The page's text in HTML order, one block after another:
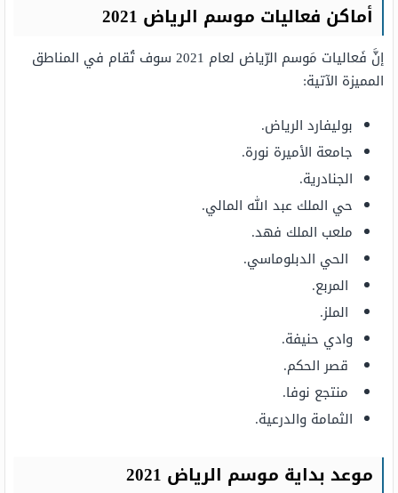
أماكن فعاليات موسم الرياض 2021
إنَّ فَعاليات مَوسم الرّياض لعام 2021 سوف تُقام في المناطق
المميزة الآتية:
بوليفارد الرياض.
جامعة الأميرة نورة.
الجنادرية.
حي الملك عبد الله المالي.
ملعب الملك فهد.
الحي الدبلوماسي.
المربع.
الملز.
وادي حنيفة.
قصر الحكم.
منتجع نوفا.
الثمامة والدرعية.
موعد بداية موسم الرياض 2021